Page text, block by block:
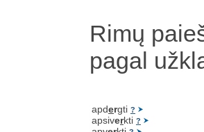
Rimų
pagal
apdergti ?
apsiverkti ?